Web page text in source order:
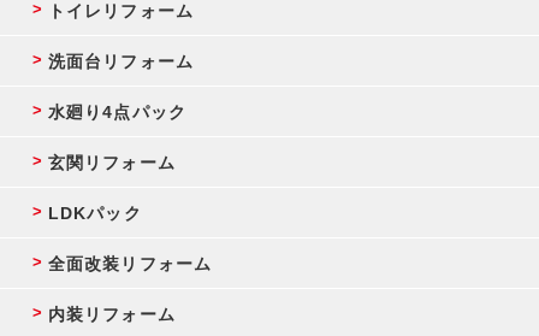
トイレリフォーム
洗面台リフォーム
水廻り4点パック
玄関リフォーム
LDKパック
全面改装リフォーム
内装リフォーム